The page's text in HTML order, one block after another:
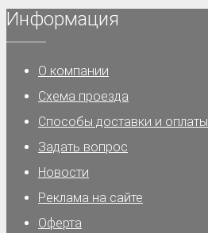
Информация
О компании
Схема проезда
Способы доставки и оплаты
Задать вопрос
Новости
Реклама на сайте
Оферта